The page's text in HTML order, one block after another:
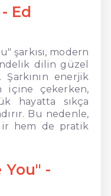
Ed
şarkısı, modern
dilin güzel
enerjik
içine çekerken,
hayatta sıkça
Bu nedenle,
hem de pratik
You" -